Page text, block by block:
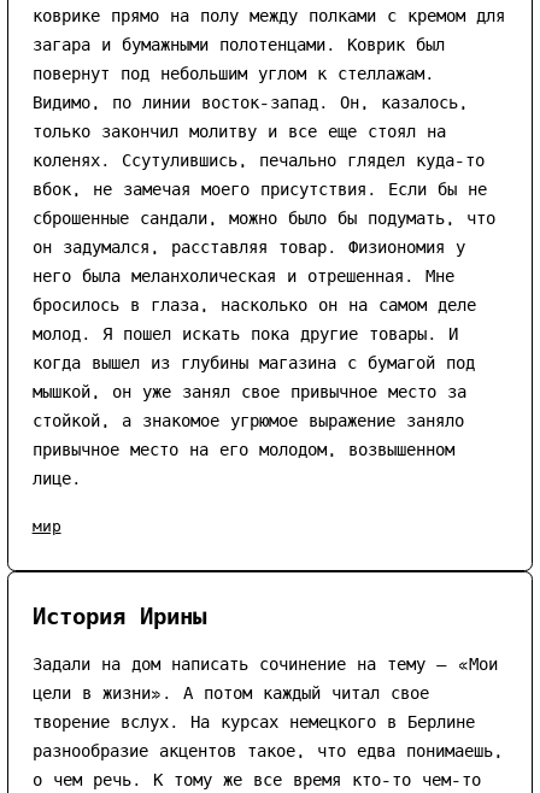
коврике прямо на полу между полками с кремом для
загара и бумажными полотенцами. Коврик был
повернут под небольшим углом к стеллажам.
Видимо, по линии восток-запад. Он, казалось,
только закончил молитву и все еще стоял на
коленях. Ссутулившись, печально глядел куда-то
вбок, не замечая моего присутствия. Если бы не
сброшенные сандали, можно было бы подумать, что
он задумался, расставляя товар. Физиономия у
него была меланхолическая и отрешенная. Мне
бросилось в глаза, насколько он на самом деле
молод. Я пошел искать пока другие товары. И
когда вышел из глубины магазина с бумагой под
мышкой, он уже занял свое привычное место за
стойкой, а знакомое угрюмое выражение заняло
привычное место на его молодом, возвышенном
лице.
мир
История Ирины
Задали на дом написать сочинение на тему — «Мои
цели в жизни». А потом каждый читал свое
творение вслух. На курсах немецкого в Берлине
разнообразие акцентов такое, что едва понимаешь,
о чем речь. К тому же все время кто-то чем-то